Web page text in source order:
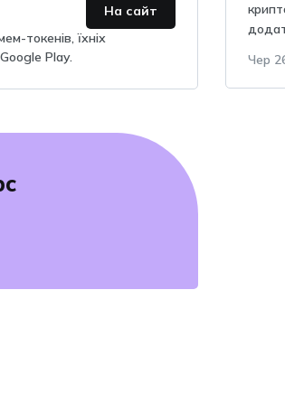
На сайт
токенів, їхніх
Play.
та
не
Чер